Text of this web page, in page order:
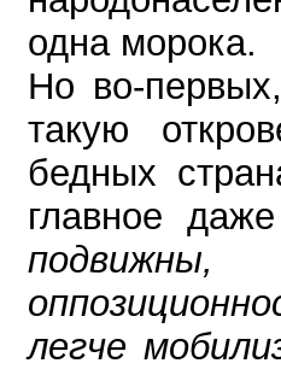
одна морока.
Но во-
такую
бедных
главное
подвижны,
легче